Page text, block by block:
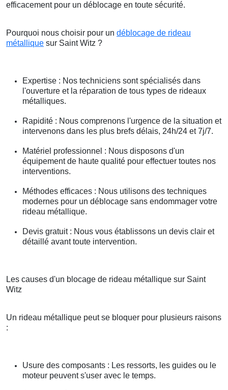
efficacement pour un déblocage en toute sécurité.
Pourquoi nous choisir pour un déblocage de rideau
métallique sur Saint Witz ?
Expertise : Nos techniciens sont spécialisés dans
l'ouverture et la réparation de tous types de rideaux
métalliques.
Rapidité : Nous comprenons l'urgence de la situation et
intervenons dans les plus brefs délais, 24h/24 et 7j/7.
Matériel professionnel : Nous disposons d'un
équipement de haute qualité pour effectuer toutes nos
interventions.
Méthodes efficaces : Nous utilisons des techniques
modernes pour un déblocage sans endommager votre
rideau métallique.
Devis gratuit : Nous vous établissons un devis clair et
détaillé avant toute intervention.
Les causes d'un blocage de rideau métallique sur Saint
Witz
Un rideau métallique peut se bloquer pour plusieurs raisons
:
Usure des composants : Les ressorts, les guides ou le
moteur peuvent s'user avec le temps.